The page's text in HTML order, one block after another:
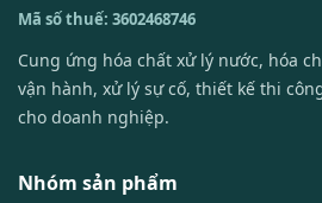
Mã số thuế: 3602468746
Cung ứng hóa chất xử lý nước, hóa
vận hành, xử lý sự cố, thiết kế thi
cho doanh nghiệp.
Nhóm sản phẩm